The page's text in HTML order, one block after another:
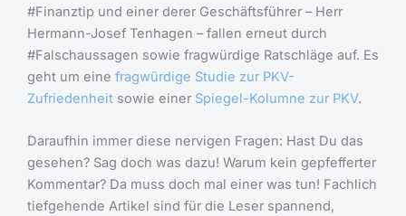
#Finanztip und einer derer Geschäftsführer – Herr
Hermann-Josef Tenhagen – fallen erneut durch
#Falschaussagen sowie fragwürdige Ratschläge auf. Es
geht um eine fragwürdige Studie zur PKV-
Zufriedenheit sowie einer Spiegel-Kolumne zur PKV.
Daraufhin immer diese nervigen Fragen: Hast Du das
gesehen? Sag doch was dazu! Warum kein gepfefferter
Kommentar? Da muss doch mal einer was tun! Fachlich
tiefgehende Artikel sind für die Leser spannend,